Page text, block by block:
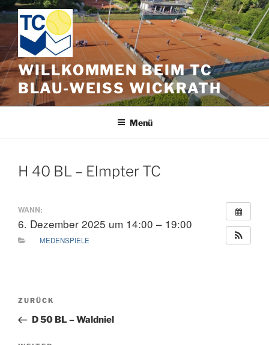
Zum
Inhalt
springen
WILLKOMMEN BEIM TC
BLAU-WEISS WICKRATH
Menü
H 40 BL – Elmpter TC
WANN:
6. Dezember 2025 um 14:00 – 19:00
MEDENSPIELE
Beitragsnavigation
Vorheriger
Beitrag
ZURÜCK
D 50 BL – Waldniel